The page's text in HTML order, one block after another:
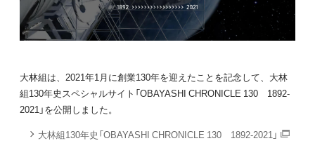
大林組は、2021年1月に創業130年を迎えたことを記念して、大林
組130年史スペシャルサイト「OBAYASHI CHRONICLE 130 1892-
2021」を公開しました。
大林組130年史「OBAYASHI CHRONICLE 130 1892-2021」